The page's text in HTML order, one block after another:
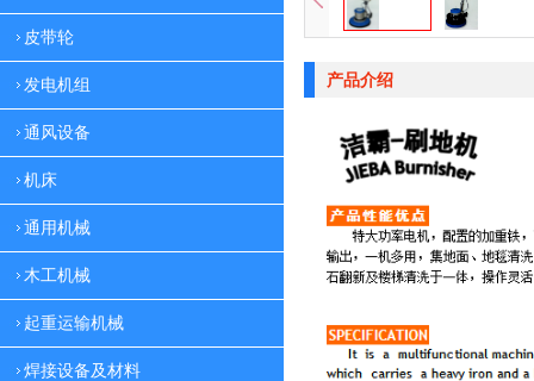
皮带轮
发电机组
通风设备
机床
通用机械
木工机械
起重运输机械
焊接设备及材料
产品介绍